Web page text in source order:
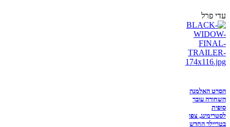
עדי פרל
הסרט האלמנה
השחורה עובר
סופית
לסטרימינג, צפו
בטריילר החדש